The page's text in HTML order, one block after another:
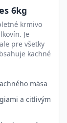
6kg
krmivo
Je
pre všetky
kachné
mäsa
a citlivým